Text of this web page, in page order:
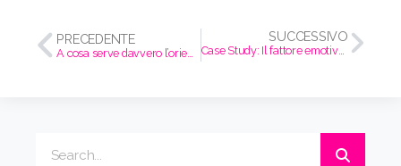
PRECEDENTE SUCCESSIVO
Case Study: Il fattore emotivo nel recruiting 4.0